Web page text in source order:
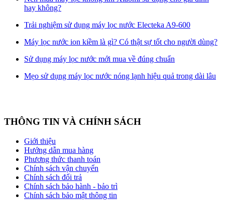
hay không?
Trải nghiệm sử dụng máy lọc nước Electeka A9-600
Máy lọc nước ion kiềm là gì? Có thật sự tốt cho người dùng?
Sử dụng máy lọc nước mới mua về đúng chuẩn
Mẹo sử dụng máy lọc nước nóng lạnh hiệu quả trong dài lâu
THÔNG TIN VÀ CHÍNH SÁCH
Giới thiệu
Hướng dẫn mua hàng
Phương thức thanh toán
Chính sách vận chuyển
Chính sách đổi trả
Chính sách bảo hành - bảo trì
Chính sách bảo mật thông tin